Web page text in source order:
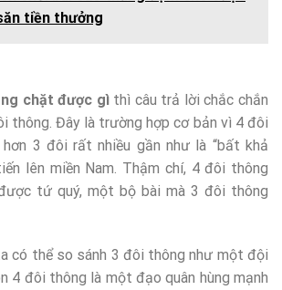
tiền thưởng
chặt được gìthì câu trả lời chắc chắn
thông. Đây là trường hợp cơ bản vì 4 đôi
3 đôi rất nhiều gần như là “bất khả
lên miền Nam. Thậm chí, 4 đôi thông
tứ quý, một bộ bài mà 3 đôi thông
có thể so sánh 3 đôi thông như một đội
4 đôi thông là một đạo quân hùng mạnh